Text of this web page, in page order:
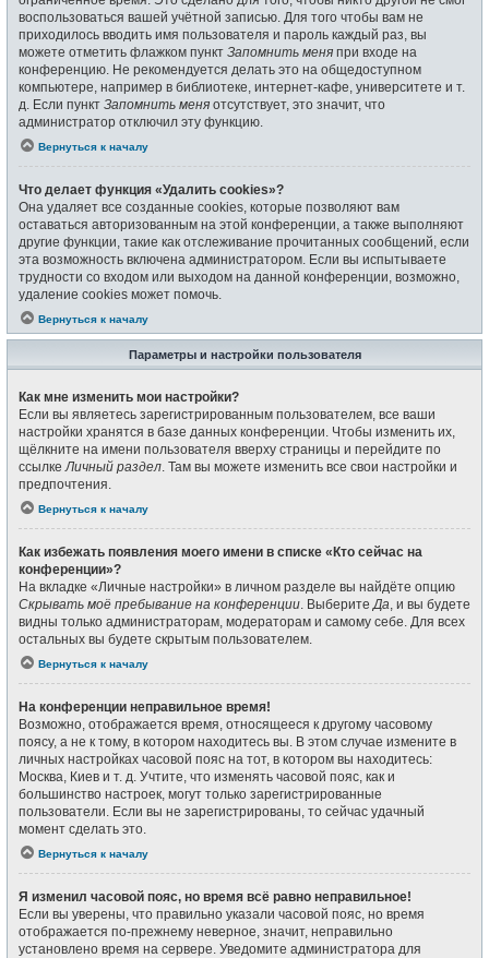
воспользоваться вашей учётной записью. Для того чтобы вам не
приходилось вводить имя пользователя и пароль каждый раз, вы
можете отметить флажком пункт Запомнить меня при входе на
конференцию. Не рекомендуется делать это на общедоступном
компьютере, например в библиотеке, интернет-кафе, университете и т.
д. Если пункт Запомнить меня отсутствует, это значит, что
администратор отключил эту функцию.
Вернуться к началу
Что делает функция «Удалить cookies»?
Она удаляет все созданные cookies, которые позволяют вам
оставаться авторизованным на этой конференции, а также выполняют
другие функции, такие как отслеживание прочитанных сообщений, если
эта возможность включена администратором. Если вы испытываете
трудности со входом или выходом на данной конференции, возможно,
удаление cookies может помочь.
Вернуться к началу
Параметры и настройки пользователя
Как мне изменить мои настройки?
Если вы являетесь зарегистрированным пользователем, все ваши
настройки хранятся в базе данных конференции. Чтобы изменить их,
щёлкните на имени пользователя вверху страницы и перейдите по
ссылкеЛичный раздел. Там вы можете изменить все свои настройки и
предпочтения.
Вернуться к началу
Как избежать появления моего имени в списке «Кто сейчас на
конференции»?
На вкладке «Личные настройки» в личном разделе вы найдёте опцию
Скрывать моё пребывание на конференции. ВыберитеДа, и вы будете
видны только администраторам, модераторам и самому себе. Для всех
остальных вы будете скрытым пользователем.
Вернуться к началу
На конференции неправильное время!
Возможно, отображается время, относящееся к другому часовому
поясу, а не к тому, в котором находитесь вы. В этом случае измените в
личных настройках часовой пояс на тот, в котором вы находитесь:
Москва, Киев и т. д. Учтите, что изменять часовой пояс, как и
большинство настроек, могут только зарегистрированные
пользователи. Если вы не зарегистрированы, то сейчас удачный
момент сделать это.
Вернуться к началу
Я изменил часовой пояс, но время всё равно неправильное!
Если вы уверены, что правильно указали часовой пояс, но время
отображается по-прежнему неверное, значит, неправильно
установлено время на сервере. Уведомите администратора для